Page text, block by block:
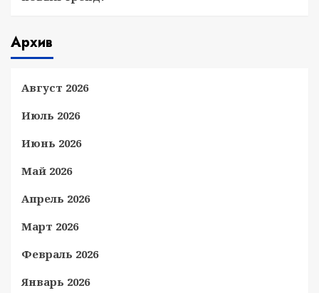
Архив
Август 2026
Июль 2026
Июнь 2026
Май 2026
Апрель 2026
Март 2026
Февраль 2026
Январь 2026